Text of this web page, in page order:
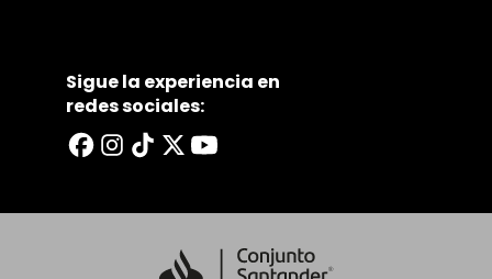
Sigue la experiencia en
redes sociales: